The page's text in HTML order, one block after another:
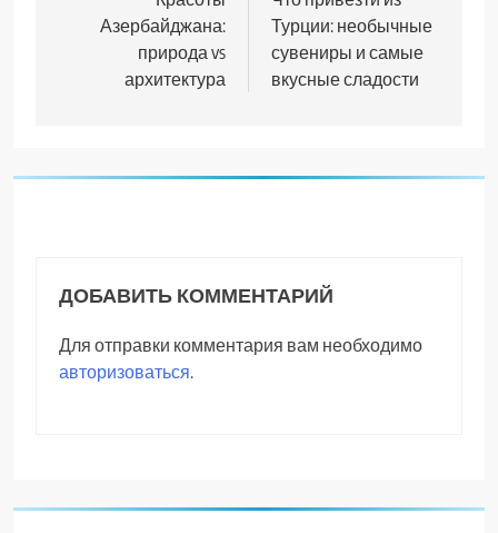
записям
Азербайджана:
природа vs
архитектура
Турции: необычные
сувениры и самые
вкусные сладости
ДОБАВИТЬ КОММЕНТАРИЙ
Для отправки комментария вам необходимо
авторизоваться.